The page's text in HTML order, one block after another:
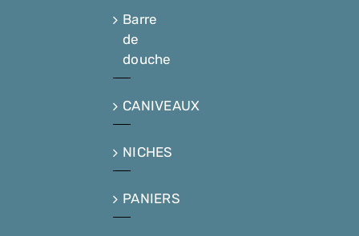
Barre
de
douche
CANIVEAUX
NICHES
PANIERS